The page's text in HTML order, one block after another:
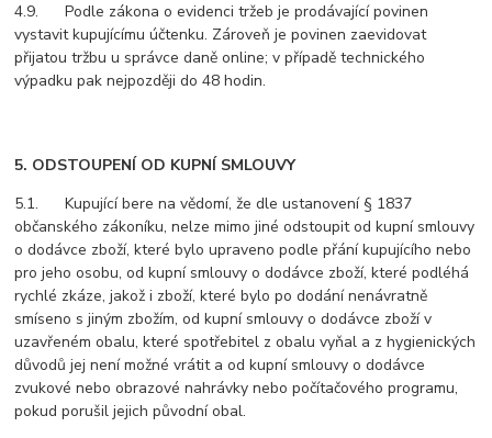
4.9. Podle zákona o evidenci tržeb je prodávající povinen
vystavit kupujícímu účtenku. Zároveň je povinen zaevidovat
přijatou tržbu u správce daně online; v případě technického
výpadku pak nejpozději do 48 hodin.
5. ODSTOUPENÍ OD KUPNÍ SMLOUVY
5.1. Kupující bere na vědomí, že dle ustanovení § 1837
občanského zákoníku, nelze mimo jiné odstoupit od kupní smlouvy
o dodávce zboží, které bylo upraveno podle přání kupujícího nebo
pro jeho osobu, od kupní smlouvy o dodávce zboží, které podléhá
rychlé zkáze, jakož i zboží, které bylo po dodání nenávratně
smíseno s jiným zbožím, od kupní smlouvy o dodávce zboží v
uzavřeném obalu, které spotřebitel z obalu vyňal a z hygienických
důvodů jej není možné vrátit a od kupní smlouvy o dodávce
zvukové nebo obrazové nahrávky nebo počítačového programu,
pokud porušil jejich původní obal.